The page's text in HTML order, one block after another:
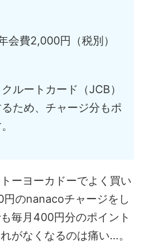
会費2,000円（税別）
ルートカード（JCB）
ため、チャージ分もポ
ーヨーカドーでよく買い
のnanacoチャージをし
毎月400円分のポイント
がなくなるのは痛い…。